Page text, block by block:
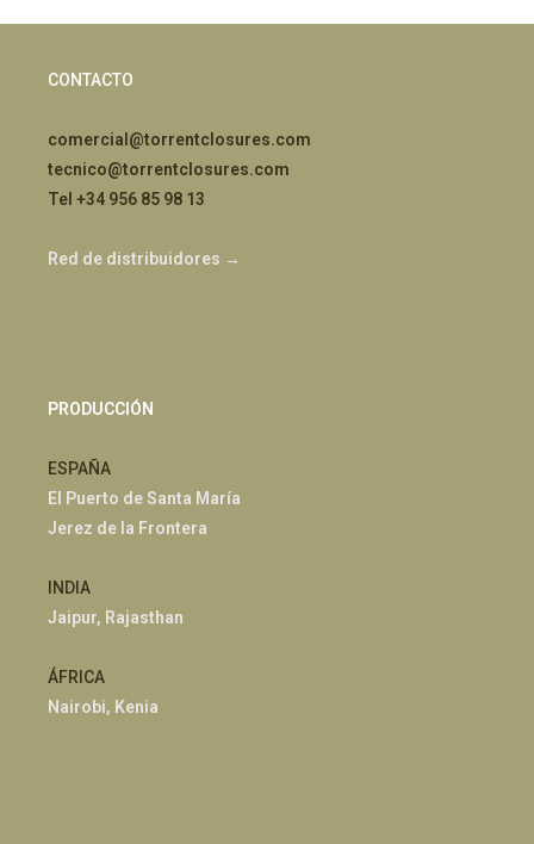
CONTACTO
comercial@torrentclosures.com
tecnico@torrentclosures.com
Tel +34 956 85 98 13
Red de distribuidores →
PRODUCCIÓN
ESPAÑA
El Puerto de Santa María
Jerez de la Frontera
INDIA
Jaipur, Rajasthan
ÁFRICA
Nairobi, Kenia